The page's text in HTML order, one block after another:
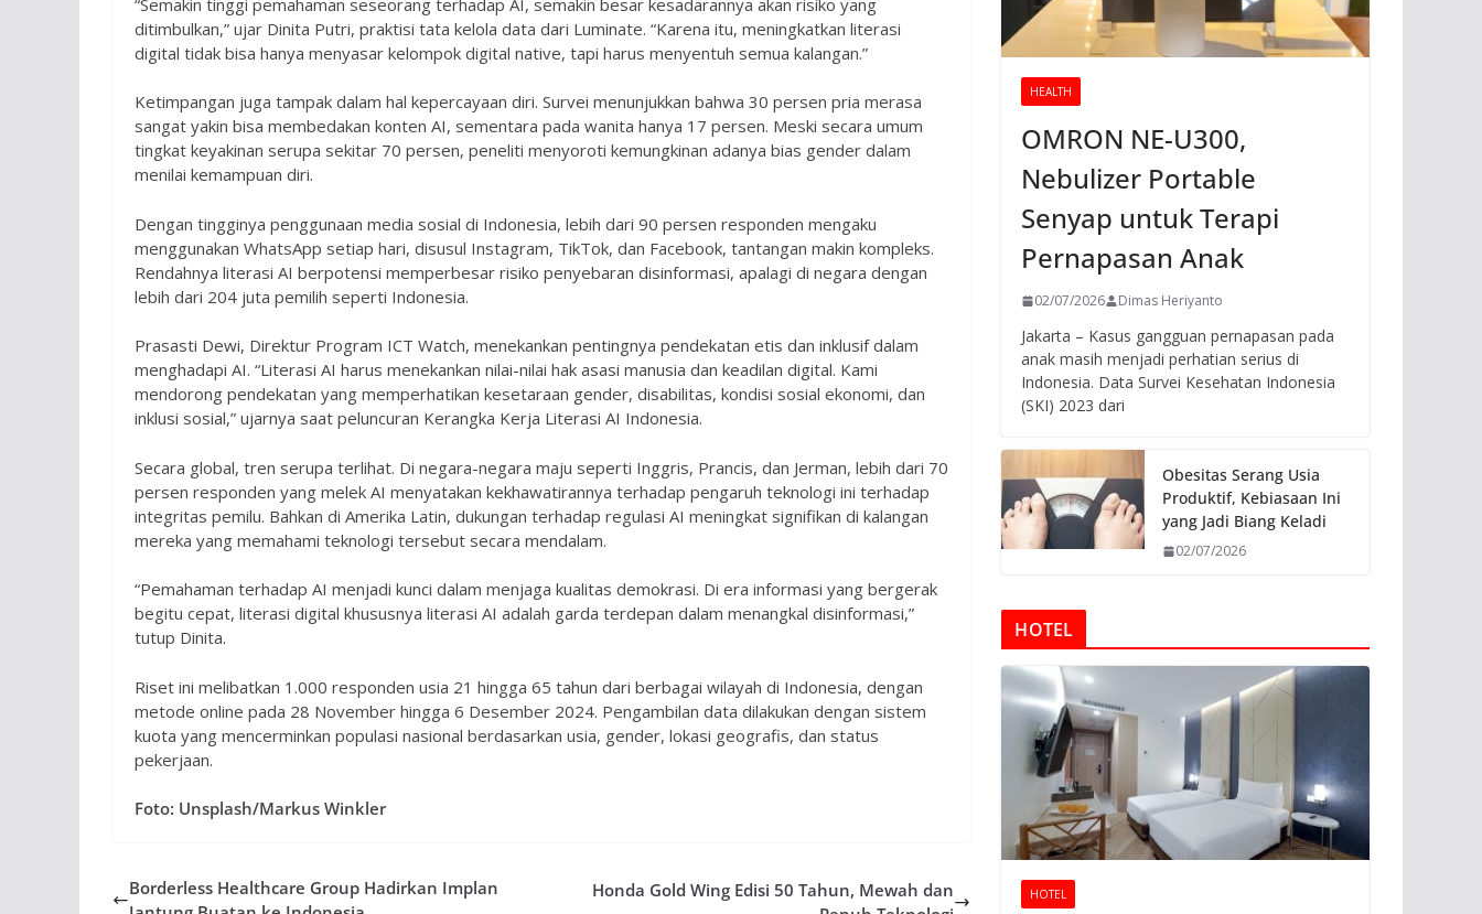
ditimbulkan,” ujar Dinita Putri, praktisi tata kelola data dari Luminate. “Karena itu, meningkatkan literasi
digital tidak bisa hanya menyasar kelompok digital native, tapi harus menyentuh semua kalangan.”
Ketimpangan juga tampak dalam hal kepercayaan diri. Survei menunjukkan bahwa 30 persen pria merasa
sangat yakin bisa membedakan konten AI, sementara pada wanita hanya 17 persen. Meski secara umum
tingkat keyakinan serupa sekitar 70 persen, peneliti menyoroti kemungkinan adanya bias gender dalam
menilai kemampuan diri.
Dengan tingginya penggunaan media sosial di Indonesia, lebih dari 90 persen responden mengaku
menggunakan WhatsApp setiap hari, disusul Instagram, TikTok, dan Facebook, tantangan makin kompleks.
Rendahnya literasi AI berpotensi memperbesar risiko penyebaran disinformasi, apalagi di negara dengan
lebih dari 204 juta pemilih seperti Indonesia.
Prasasti Dewi, Direktur Program ICT Watch, menekankan pentingnya pendekatan etis dan inklusif dalam
menghadapi AI. “Literasi AI harus menekankan nilai-nilai hak asasi manusia dan keadilan digital. Kami
mendorong pendekatan yang memperhatikan kesetaraan gender, disabilitas, kondisi sosial ekonomi, dan
inklusi sosial,” ujarnya saat peluncuran Kerangka Kerja Literasi AI Indonesia.
Secara global, tren serupa terlihat. Di negara-negara maju seperti Inggris, Prancis, dan Jerman, lebih dari 70
persen responden yang melek AI menyatakan kekhawatirannya terhadap pengaruh teknologi ini terhadap
integritas pemilu. Bahkan di Amerika Latin, dukungan terhadap regulasi AI meningkat signifikan di kalangan
mereka yang memahami teknologi tersebut secara mendalam.
“Pemahaman terhadap AI menjadi kunci dalam menjaga kualitas demokrasi. Di era informasi yang bergerak
begitu cepat, literasi digital khususnya literasi AI adalah garda terdepan dalam menangkal disinformasi,”
tutup Dinita.
Riset ini melibatkan 1.000 responden usia 21 hingga 65 tahun dari berbagai wilayah di Indonesia, dengan
metode online pada 28 November hingga 6 Desember 2024. Pengambilan data dilakukan dengan sistem
kuota yang mencerminkan populasi nasional berdasarkan usia, gender, lokasi geografis, dan status
pekerjaan.
Foto: Unsplash/Markus Winkler
Borderless Healthcare Group Hadirkan Implan
Honda Gold Wing Edisi 50 Tahun, Mewah dan
HEALTH
OMRON NE-U300,
Nebulizer Portable
Senyap untuk Terapi
Pernapasan Anak
02/07/2026 Dimas Heriyanto
Jakarta – Kasus gangguan pernapasan pada
anak masih menjadi perhatian serius di
Indonesia. Data Survei Kesehatan Indonesia
(SKI) 2023 dari
Obesitas Serang Usia
Produktif, Kebiasaan Ini
yang Jadi Biang Keladi
02/07/2026
HOTEL
HOTEL